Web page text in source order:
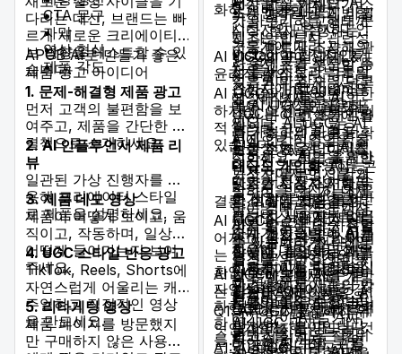
CTA 문구
자막
영상 형식
제품 각도
다리는 대신, 브랜드는 빠
르게 새로운 크리에이티
브 방향을 테스트할 수 있
습니다.
APOB AI로 만들기 좋은
제품 광고 아이디어
1. 문제-해결형 제품 광고
먼저 고객의 불편함을 보
여주고, 제품을 간단한 해
결책으로 소개하세요.
2. AI 인플루언서 제품 리
뷰
일관된 가상 진행자를 사
용해 크리에이터 스타일
로 제품을 설명하세요.
3. 제품 데모 영상
제품이 어떻게 보이고, 움
직이고, 작동하며, 일상에
어떻게 들어가는지 보여
주세요.
4. UGC 스타일 반응 광고
TikTok, Reels, Shorts에
자연스럽게 어울리는 캐
주얼하고 직접적인 영상
을 만드세요.
5. 리타게팅 영상
제품 페이지를 방문했지
만 구매하지 않은 사용자
드는 매우 빠르게 바뀝
니다. 현재 유행하는
것을 빠르게 조사해 관
련 콘텐츠를 생산할 수
있는 AI의 잠재력 덕분
에, 제작자들은 거의
즉시 바이럴 흐름에 올
라타 최고의 노출을 확
보할 수 있습니다.
대규모 개인화: AI는 콘
텐츠를 시청자의 행동
과 취향에 맞춰 특정
오디언스 세그먼트에
맞게 개인화할 수 있게
합니다. 개인화는 개별
시청자에게 콘텐츠의
관련성을 높이고 더 많
은 참여를 유도합니다.
AI가 만든 캐릭터가 스
킷을 연기하는 형태까
지 다양합니다.
Instagram: 정적인 게
시물과 스토리부터 릴
스까지, Instagram은
매우 시각적인 플랫폼
입니다. AI UGC는 AI
편집으로 비주얼을 최
적화하고, 협업을 위한
가상 인플루언서를 개
발하며, 발견 가능성을
높이는 매력적인 캡션
까지 만드는 데 사용할
수 있습니다. 전략에는
릴스를 위한 다양한 시
각 콘텐츠를 AI로 개발
하거나, 캐러셀용으로
독특하고 공유하기 쉬
운 이미지를 만드는 것
이 포함됩니다.
화하고 배가합니다:
초개인화된 광고 변형:
시청자의 관심사나 인
구통계에 따라 광고의
사용자 후기 부분이 동
적으로 바뀔 수 있다고
상상해 보세요. AI
UGC는 이런 초개인화
를 가능하게 하며 더
높은 전환율로 이어집
니다.
다양한 사용자 시나리
오 생성: 브랜드는 여
러 가지 사용자 시나리
오나 협찬 상황에 AI를
활용해, 촬영이나 배우
비용 없이도 다양한 실
제 상황에서 제품의 가
치를 보여줄 수 있습니
다.
광고 제작 비용 절감:
가 아무리 정교해도 콘
텐츠는 반드시 관련성
이 있어야 합니다. 특
정 틈새시장과 그들의
관심사에 맞게 말하도
록 AI UGC를 활용하
세요.
AI에 인간적인 감각을
더하세요: AI는 훌륭한
보조자이지만, 인간의
창의성을 완전히 대체
하는 경우는 드뭅니다.
AI를 활용해 단순 작업
을 자동화하거나 초안
을 만든 뒤, 인간의 통
찰로 다듬으세요.
실험을 장려하세요: AI
UGC는 새롭고 빠르게
발전하는 분야입니다.
다양한 AI 모델, 프롬
AI UGC의 도전 과제 &
윤리적 함의
AI UGC의 가능성은 무한
하지만, 도전 과제와 윤리
적 함의를 고려할 필요가
있습니다:
진정성 vs. 기만: AI를
혁신적으로 활용하는
것과 시청자 참여를 속
이기 위한 콘텐츠를 만
드는 것 사이에는 얇은
경계가 있습니다. AI
사용에 대한 투명성은
신뢰를 키울 수 있습니
다.
딥페이크 & 허위정보:
허가 없이 AI로 가짜
콘텐츠를 만드는 행위
결론: 미래는 지금입니다
AI UGC는 콘텐츠가 만들
어지고, 공유되고, 소비되
는 방식에서 혁명적인 전
환입니다. 소셜 미디어의
자연스러운 바이럴을 강
화하는 것부터, 매우 강력
한 AI UGC 광고로 광고
를 바꾸는 것까지, 그 영
AI UGC에 관한 자주 묻
는 질문(FAQ)
Q1: AI UGC란 정확히 무
엇인가요?
A1: AI UGC는 인공지능